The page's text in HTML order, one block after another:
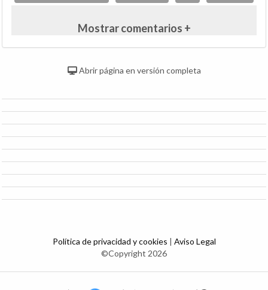
Mostrar comentarios +
Abrir página en versión completa
Política de privacidad y cookies | Aviso Legal
©Copyright 2026